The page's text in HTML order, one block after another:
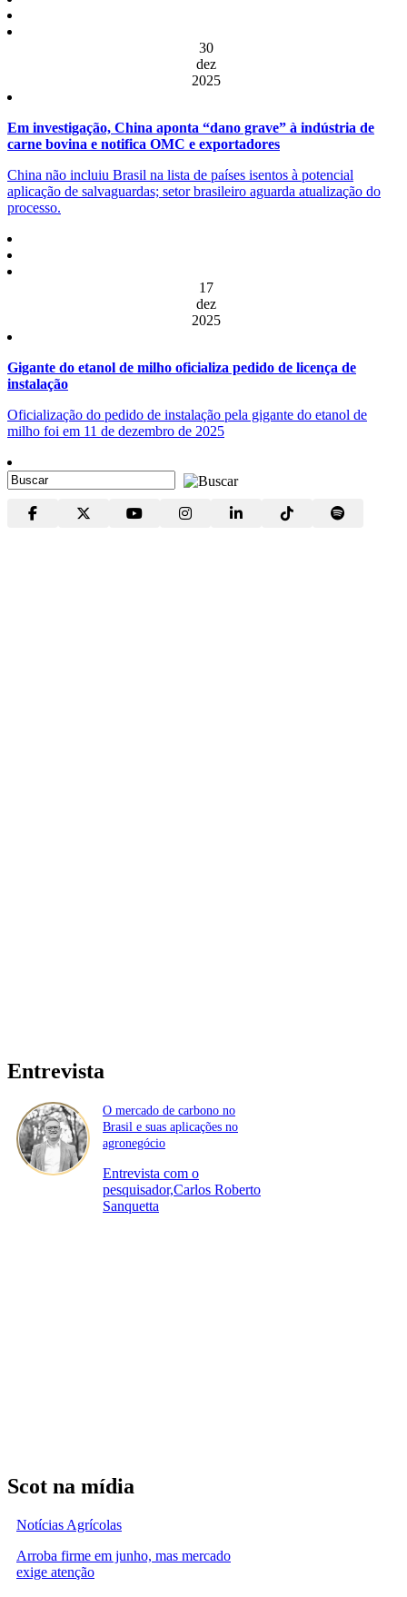
30
dez
2025
Em investigação, China aponta “dano grave” à indústria de
carne bovina e notifica OMC e exportadores
China não incluiu Brasil na lista de países isentos à potencial
aplicação de salvaguardas; setor brasileiro aguarda atualização do
processo.
17
dez
2025
Gigante do etanol de milho oficializa pedido de licença de
instalação
Oficialização do pedido de instalação pela gigante do etanol de
milho foi em 11 de dezembro de 2025
Entrevista
O mercado de carbono no
Brasil e suas aplicações no
agronegócio
Entrevista com o
pesquisador,Carlos Roberto
Sanquetta
Scot na mídia
Notícias Agrícolas
Arroba firme em junho, mas mercado
exige atenção